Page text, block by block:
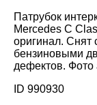
Патрубок
Mercedes C
оригинал. Снят
бензиновыми
дефектов. Фото
ID 990930